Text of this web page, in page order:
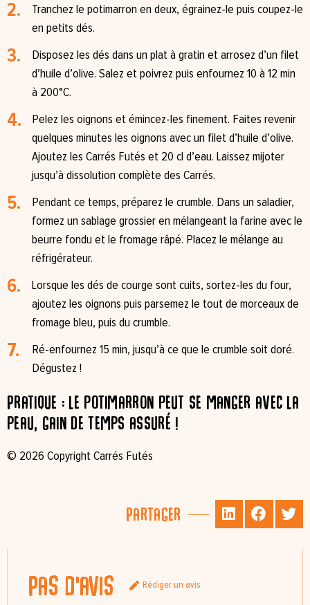
Tranchez le potimarron en deux, égrainez-le puis coupez-le
en petits dés.⁠
Disposez les dés dans un plat à gratin et arrosez d’un filet
d’huile d’olive. Salez et poivrez puis enfournez 10 à 12 min
à 200°C.⁠
Pelez les oignons et émincez-les finement. Faites revenir
quelques minutes les oignons avec un filet d’huile d’olive.⁠
Ajoutez les Carrés Futés et 20 cl d’eau. Laissez mijoter
jusqu’à dissolution complète des Carrés.
Pendant ce temps, préparez le crumble. Dans un saladier,
formez un sablage grossier en mélangeant la farine avec le
beurre fondu et le fromage râpé. Placez le mélange au
réfrigérateur. ⁠
Lorsque les dés de courge sont cuits, sortez-les du four,
ajoutez les oignons puis parsemez le tout de morceaux de
fromage bleu, puis du crumble.⁠
Ré-enfournez 15 min, jusqu’à ce que le crumble soit doré.
Dégustez !⁠
Pratique : le potimarron peut se manger avec la
peau, gain de temps assuré !
© 2026 Copyright Carrés Futés
Partager
Pas d'avis Rédiger un avis